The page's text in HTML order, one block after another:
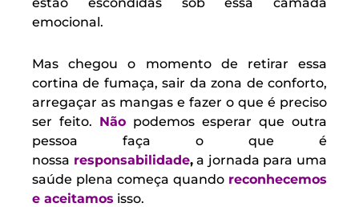
emocional.
Mas chegou o momento de retirar essa
cortina de fumaça, sair da zona de conforto,
arregaçar as mangas e fazer o que é preciso
ser feito. Não podemos esperar que outra
pessoa faça o que é
nossa responsabilidade,a jornada para uma
saúde plena começa quando reconhecemos
e aceitamos isso.